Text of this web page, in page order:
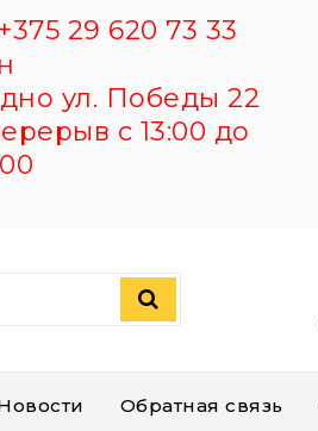
29 620 73 33
ул. Победы 22
с 13:00 до
Обратная связь